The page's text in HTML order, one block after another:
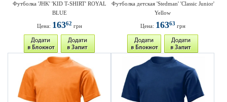
Футболка 'JHK' 'KID T-SHIRT' ROYAL
BLUE
Цена: 16362 грн
Футболка детская 'Stedman' 'Classic Junior'
Yellow
Цена: 16363 грн